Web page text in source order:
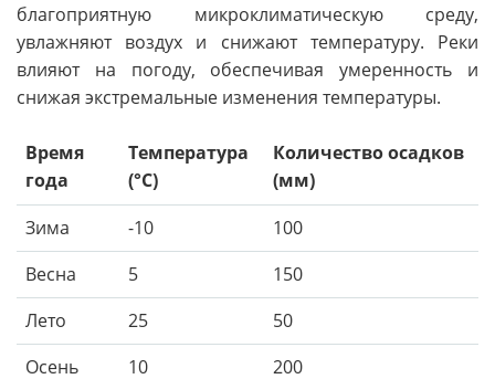
благоприятную микроклиматическую среду,
увлажняют воздух и снижают температуру. Реки
влияют на погоду, обеспечивая умеренность и
снижая экстремальные изменения температуры.
Время
года
Температура
(°C)
Количество осадков
(мм)
Зима
-10
100
Весна
5
150
Лето
25
50
Осень
10 200